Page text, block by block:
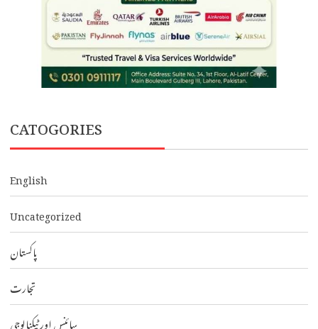
CATOGORIES
English
Uncategorized
پاکستان
تجارت
سائنس اور ٹیکنالوجی